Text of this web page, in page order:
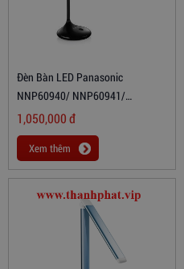
Đèn Bàn LED Panasonic
NNP60940/ NNP60941/
NNP60946
1,050,000đ
Xem thêm